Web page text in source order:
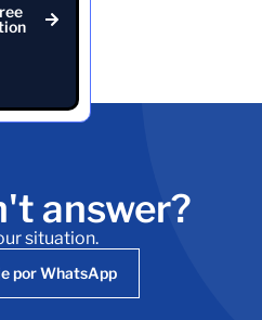
answer?
situation.
por WhatsApp